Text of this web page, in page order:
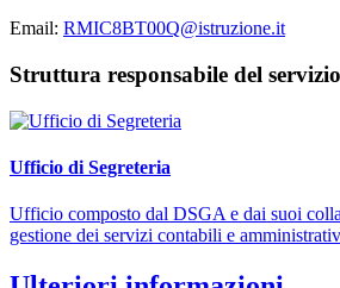
Email: RMIC8BT00Q@istruzione.it
Struttura responsabile del servizio
Ufficio di Segreteria
Ufficio composto dal DSGA e dai suoi
gestione dei servizi contabili e